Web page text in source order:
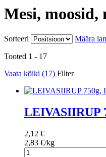
Mesi, moosid,
Sorteeri Määra
Tooted 1 - 17
Vaata kõiki (17) Filter
LEIVASIIRUP
2,12 €
2,83 €/kg